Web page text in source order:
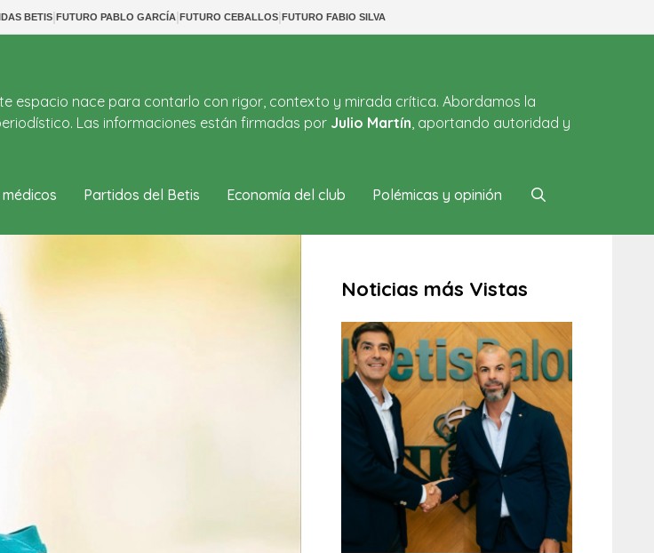
BETIS|FUTURO PABLO GARCÍA|FUTURO CEBALLOS|FUTURO FABIO SILVA
espacio nace para contarlo con rigor, contexto y mirada crítica. Abordamos la
Las informaciones están firmadas por Julio Martín, aportando autoridad y
Partidos del Betis Economía del club Polémicas y opinión
Noticias más Vistas